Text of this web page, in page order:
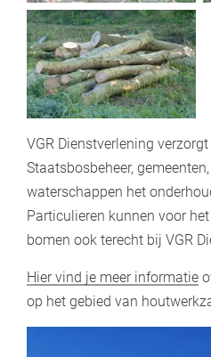
VGR Dienstverlening
Staatsbosbeheer,
waterschappen het
Particulieren kunnen voor
bomen ook terecht bij VGR
Hier vind je meer informatie
op het gebied van